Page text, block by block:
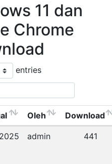
11 dan
Chrome
entries
Oleh Download
admin 441